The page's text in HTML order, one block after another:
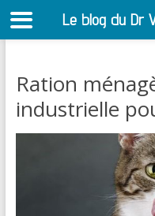
Ration
industrielle
Le blog du Dr